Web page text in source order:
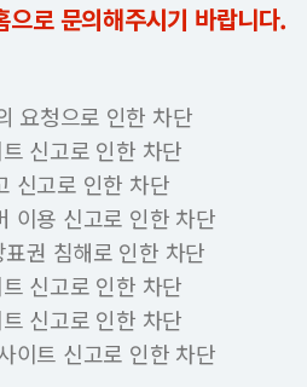
로 문의해주시기 바랍니다.
요청으로 인한 차단
신고로 인한 차단
신고로 인한 차단
이용 신고로 인한 차단
권 침해로 인한 차단
신고로 인한 차단
신고로 인한 차단
이트 신고로 인한 차단